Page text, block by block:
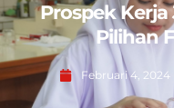
Prospek Kerja
Pilihan
Februari 4, 2024